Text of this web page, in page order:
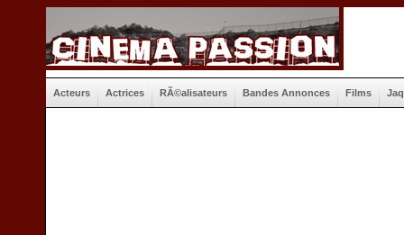
Acteurs Actrices RÃ©alisateurs Bandes Annonces Films